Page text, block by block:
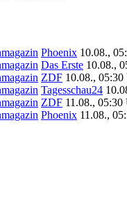
Phoenix 10.08.,
Das Erste 10.08.,
ZDF 10.08., 05:30
Tagesschau24
ZDF 11.08., 05:30
Phoenix 11.08.,